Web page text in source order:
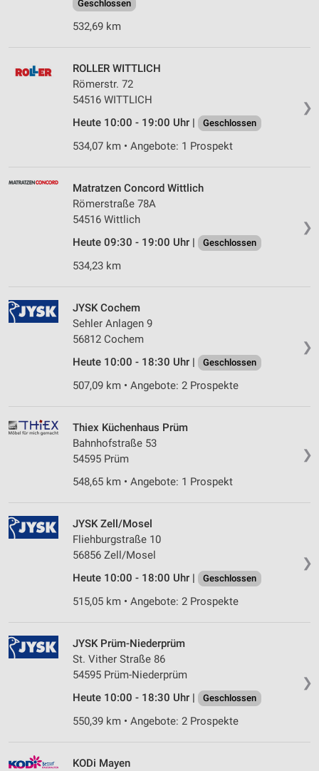
Geschlossen
532,69 km
❯
ROLLER WITTLICH
Römerstr. 72
54516 WITTLICH
Heute 10:00 - 19:00 Uhr |
Geschlossen
534,07 km • Angebote: 1 Prospekt
❯
Matratzen Concord Wittlich
Römerstraße 78A
54516 Wittlich
Heute 09:30 - 19:00 Uhr |
Geschlossen
534,23 km
❯
JYSK Cochem
Sehler Anlagen 9
56812 Cochem
Heute 10:00 - 18:30 Uhr |
Geschlossen
507,09 km • Angebote: 2 Prospekte
❯
Thiex Küchenhaus Prüm
Bahnhofstraße 53
54595 Prüm
548,65 km • Angebote: 1 Prospekt
❯
JYSK Zell/Mosel
Fliehburgstraße 10
56856 Zell/Mosel
Heute 10:00 - 18:00 Uhr |
Geschlossen
515,05 km • Angebote: 2 Prospekte
❯
JYSK Prüm-Niederprüm
St. Vither Straße 86
54595 Prüm-Niederprüm
Heute 10:00 - 18:30 Uhr |
Geschlossen
550,39 km • Angebote: 2 Prospekte
KODi Mayen